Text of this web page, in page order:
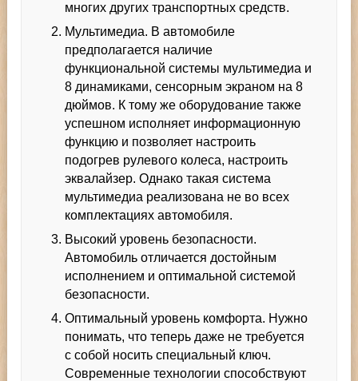
многих других транспортных средств.
Мультимедиа. В автомобиле
предполагается наличие
функциональной системы мультимедиа и
8 динамиками, сенсорным экраном на 8
дюймов. К тому же оборудование также
успешном исполняет информационную
функцию и позволяет настроить
подогрев рулевого колеса, настроить
эквалайзер. Однако такая система
мультимедиа реализована не во всех
комплектациях автомобиля.
Высокий уровень безопасности.
Автомобиль отличается достойным
исполнением и оптимальной системой
безопасности.
Оптимальный уровень комфорта. Нужно
понимать, что теперь даже не требуется
с собой носить специальный ключ.
Современные технологии способствуют